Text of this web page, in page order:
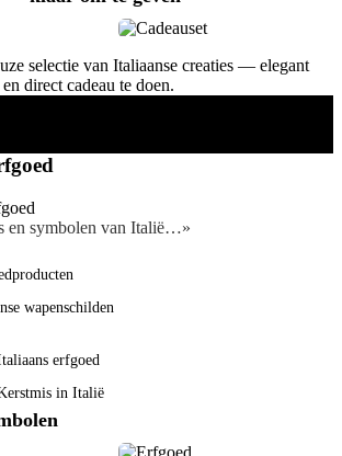
selectie van Italiaanse creaties — elegant
direct cadeau te doen.
en symbolen van Italië…»
wapenschilden
erfgoed
in Italië